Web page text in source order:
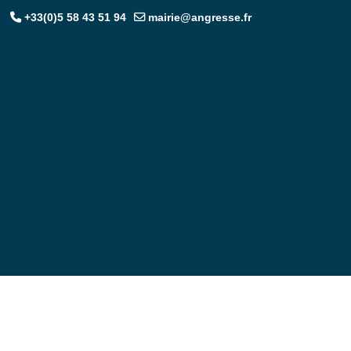
+33(0)5 58 43 51 94 mairie@angresse.fr